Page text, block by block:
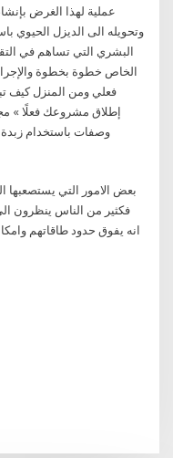
عملية لهذا الغرض
وتحويله الى الديزل الحيوي
البشري التي تساهم في
الخاص خطوة بخطوة
إطلاق مشروعك فعلًا »
وصفات باستخدام زبدة
بعض الامور التي
فكثير من الناس ينظرون
انه يفوق حدود طاقاتهم